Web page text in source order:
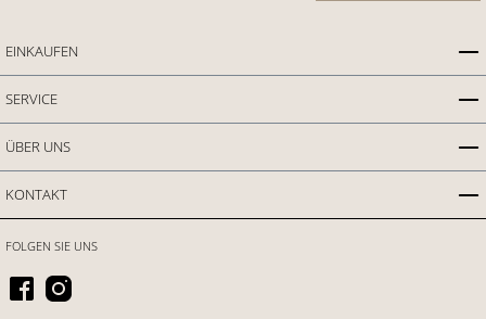
EINKAUFEN
SERVICE
ÜBER UNS
KONTAKT
FOLGEN SIE UNS